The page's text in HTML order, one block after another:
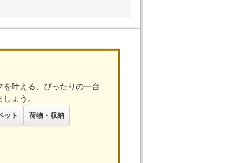
を叶える、ぴったりの一台
ょう。
ット 荷物・収納